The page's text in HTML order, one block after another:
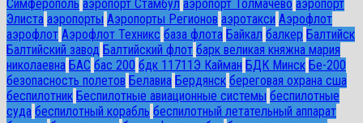
Симферополь аэропорт Стамбул аэропорт Толмачево аэропорт
Элиста аэропорты Аэропорты Регионов аэротакси Аэрофлот
аэрофлот Аэрофлот Техникс база флота Байкал балкер Балтийск
Балтийский завод Балтийский флот барк великая княжна мария
николаевна БАС бас 200 бдк 11711Э Кайман БДК Минск Бе-200
безопасность полетов Белавиа Бердянск береговая охрана сша
беспилотник Беспилотные авиационные системы беспилотные
суда беспилотный корабль беспилотный летательный аппарат